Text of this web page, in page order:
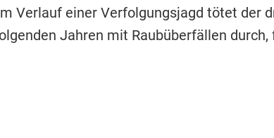
Verlauf einer Verfolgungsjagd tötet der
Jahren mit Raubüberfällen